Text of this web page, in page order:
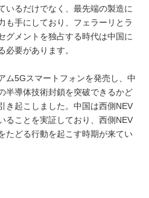
いるだけでなく、最先端の製造に
も手にしており、フェラーリとラ
グメントを独占する時代は中国に
必要があります。
ム5Gスマートフォンを発売し、中
半導体技術封鎖を突破できるかど
き起こしました。中国は西側NEV
ることを実証しており、西側NEV
たどる行動を起こす時期が来てい